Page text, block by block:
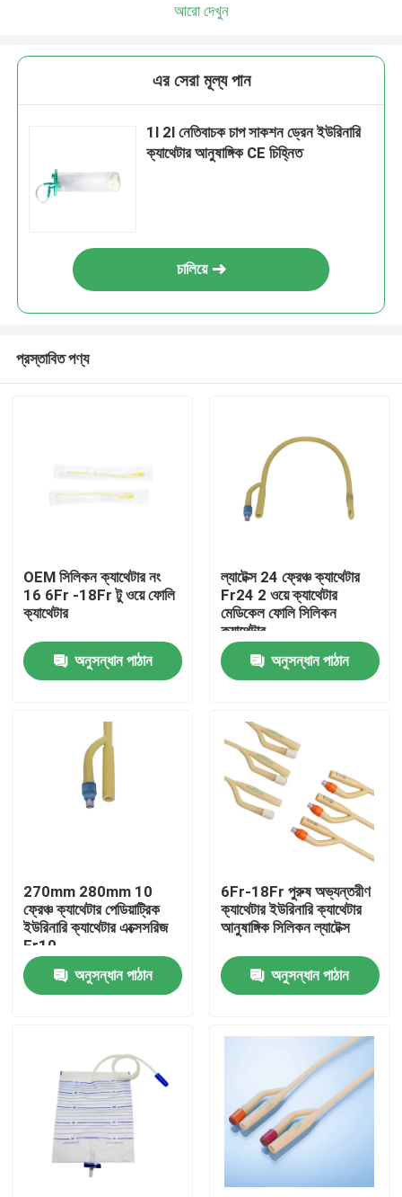
বাড়ি
আমাদের সম্পর্কে
মান নিয়ন্ত্রণ
আমাদের সাথে যোগাযোগ করুন
মেডিকেল সিলিকন রাবার
মেডিকেল রাবার স্টপার
আরো দেখুন
এর সেরা মূল্য পান
1l 2l নেতিবাচক চাপ সাকশন ড্রেন ইউরিনারি
ক্যাথেটার আনুষাঙ্গিক CE চিহ্নিত
চালিয়ে
প্রস্তাবিত পণ্য
OEM সিলিকন ক্যাথেটার নং
16 6Fr -18Fr টু ওয়ে ফোলি
ক্যাথেটার
অনুসন্ধান পাঠান
ল্যাটেক্স 24 ফ্রেঞ্চ ক্যাথেটার
Fr24 2 ওয়ে ক্যাথেটার
মেডিকেল ফোলি সিলিকন
ক্যাথেটার
অনুসন্ধান পাঠান
270mm 280mm 10
ফ্রেঞ্চ ক্যাথেটার পেডিয়াট্রিক
ইউরিনারি ক্যাথেটার এক্সেসরিজ
Fr10
অনুসন্ধান পাঠান
6Fr-18Fr পুরুষ অভ্যন্তরীণ
ক্যাথেটার ইউরিনারি ক্যাথেটার
আনুষাঙ্গিক সিলিকন ল্যাটেক্স
অনুসন্ধান পাঠান